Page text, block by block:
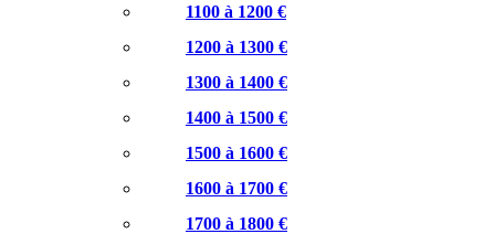
1100 à 1200 €
1200 à 1300 €
1300 à 1400 €
1400 à 1500 €
1500 à 1600 €
1600 à 1700 €
1700 à 1800 €